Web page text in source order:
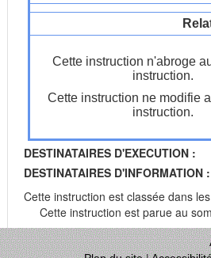
Cette instruction n'abroge
instruction.
Cette instruction ne modifie
instruction.
DESTINATAIRES D'EXECUTION :
DESTINATAIRES D'INFORMATION :
Cette instruction est classée dans
Cette instruction est parue au